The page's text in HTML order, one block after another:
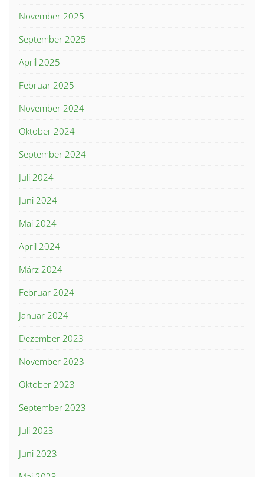
November 2025
September 2025
April 2025
Februar 2025
November 2024
Oktober 2024
September 2024
Juli 2024
Juni 2024
Mai 2024
April 2024
März 2024
Februar 2024
Januar 2024
Dezember 2023
November 2023
Oktober 2023
September 2023
Juli 2023
Juni 2023